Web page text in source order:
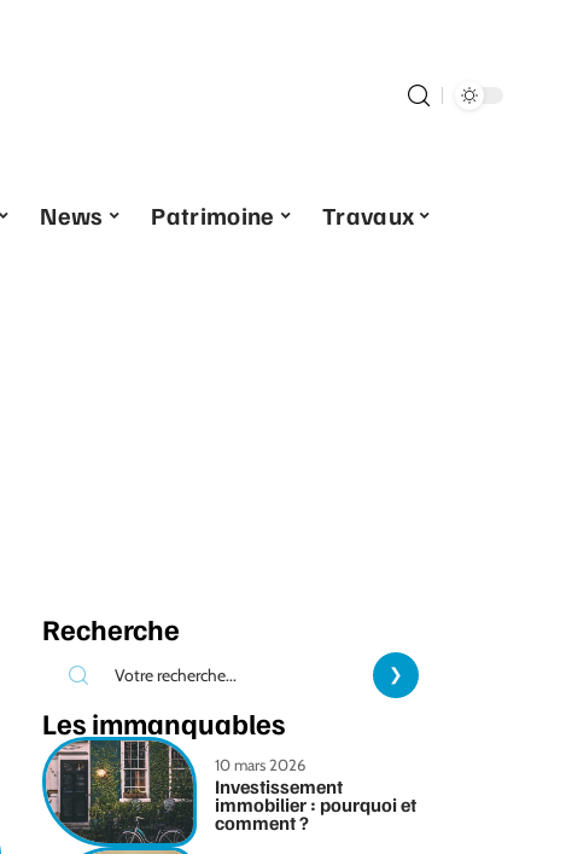
News Patrimoine Travaux
Recherche
Les immanquables
10 mars 2026
Investissement
immobilier : pourquoi et
comment ?